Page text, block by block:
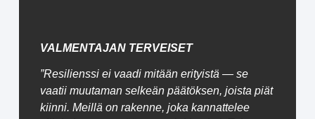
VALMENTAJAN TERVEISET
”Resilienssi ei vaadi mitään erityistä — se
vaatii muutaman selkeän päätöksen, joista piät
kiinni. Meillä on rakenne, joka kannattelee